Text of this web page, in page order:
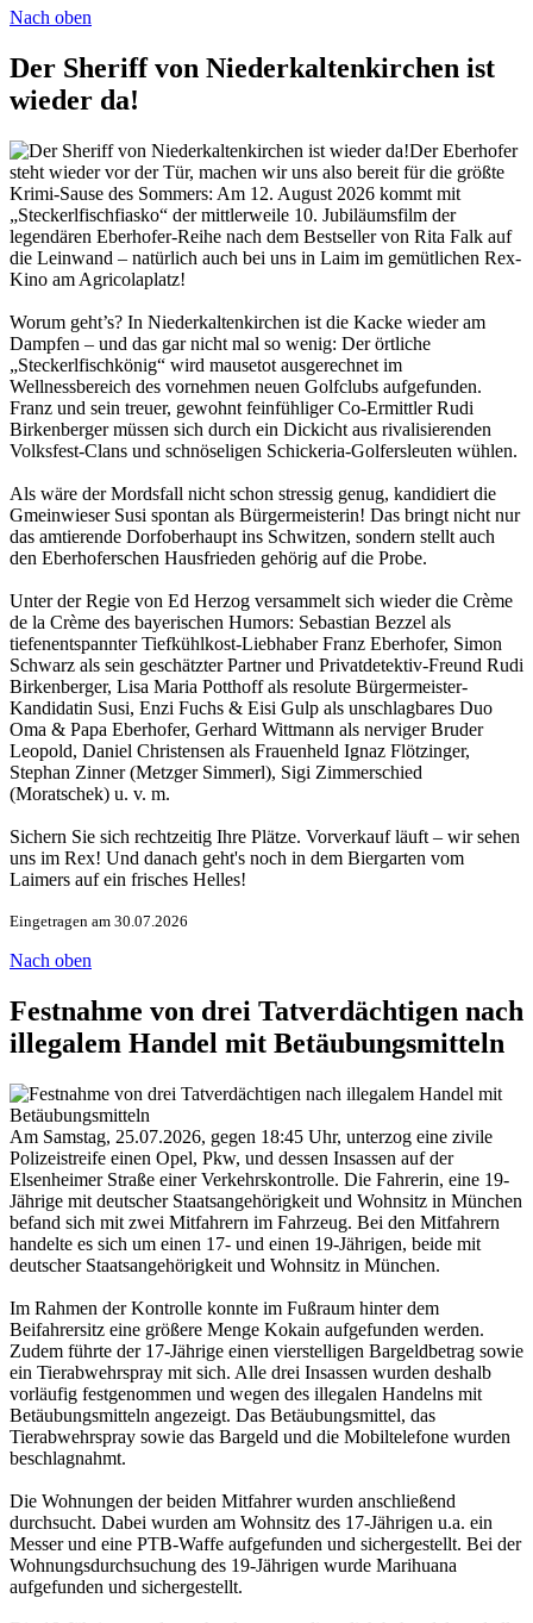
Nach oben
Der Sheriff von Niederkaltenkirchen ist
wieder da!
Der Eberhofer
steht wieder vor der Tür, machen wir uns also bereit für die größte
Krimi-Sause des Sommers: Am 12. August 2026 kommt mit
„Steckerlfischfiasko“ der mittlerweile 10. Jubiläumsfilm der
legendären Eberhofer-Reihe nach dem Bestseller von Rita Falk auf
die Leinwand – natürlich auch bei uns in Laim im gemütlichen Rex-
Kino am Agricolaplatz!
Worum geht’s? In Niederkaltenkirchen ist die Kacke wieder am
Dampfen – und das gar nicht mal so wenig: Der örtliche
„Steckerlfischkönig“ wird mausetot ausgerechnet im
Wellnessbereich des vornehmen neuen Golfclubs aufgefunden.
Franz und sein treuer, gewohnt feinfühliger Co-Ermittler Rudi
Birkenberger müssen sich durch ein Dickicht aus rivalisierenden
Volksfest-Clans und schnöseligen Schickeria-Golfersleuten wühlen.
Als wäre der Mordsfall nicht schon stressig genug, kandidiert die
Gmeinwieser Susi spontan als Bürgermeisterin! Das bringt nicht nur
das amtierende Dorfoberhaupt ins Schwitzen, sondern stellt auch
den Eberhoferschen Hausfrieden gehörig auf die Probe.
Unter der Regie von Ed Herzog versammelt sich wieder die Crème
de la Crème des bayerischen Humors: Sebastian Bezzel als
tiefenentspannter Tiefkühlkost-Liebhaber Franz Eberhofer, Simon
Schwarz als sein geschätzter Partner und Privatdetektiv-Freund Rudi
Birkenberger, Lisa Maria Potthoff als resolute Bürgermeister-
Kandidatin Susi, Enzi Fuchs & Eisi Gulp als unschlagbares Duo
Oma & Papa Eberhofer, Gerhard Wittmann als nerviger Bruder
Leopold, Daniel Christensen als Frauenheld Ignaz Flötzinger,
Stephan Zinner (Metzger Simmerl), Sigi Zimmerschied
(Moratschek) u. v. m.
Sichern Sie sich rechtzeitig Ihre Plätze. Vorverkauf läuft – wir sehen
uns im Rex! Und danach geht's noch in dem Biergarten vom
Laimers auf ein frisches Helles!
Eingetragen am 30.07.2026
Nach oben
Festnahme von drei Tatverdächtigen nach
illegalem Handel mit Betäubungsmitteln
Am Samstag, 25.07.2026, gegen 18:45 Uhr, unterzog eine zivile
Polizeistreife einen Opel, Pkw, und dessen Insassen auf der
Elsenheimer Straße einer Verkehrskontrolle. Die Fahrerin, eine 19-
Jährige mit deutscher Staatsangehörigkeit und Wohnsitz in München
befand sich mit zwei Mitfahrern im Fahrzeug. Bei den Mitfahrern
handelte es sich um einen 17- und einen 19-Jährigen, beide mit
deutscher Staatsangehörigkeit und Wohnsitz in München.
Im Rahmen der Kontrolle konnte im Fußraum hinter dem
Beifahrersitz eine größere Menge Kokain aufgefunden werden.
Zudem führte der 17-Jährige einen vierstelligen Bargeldbetrag sowie
ein Tierabwehrspray mit sich. Alle drei Insassen wurden deshalb
vorläufig festgenommen und wegen des illegalen Handelns mit
Betäubungsmitteln angezeigt. Das Betäubungsmittel, das
Tierabwehrspray sowie das Bargeld und die Mobiltelefone wurden
beschlagnahmt.
Die Wohnungen der beiden Mitfahrer wurden anschließend
durchsucht. Dabei wurden am Wohnsitz des 17-Jährigen u.a. ein
Messer und eine PTB-Waffe aufgefunden und sichergestellt. Bei der
Wohnungsdurchsuchung des 19-Jährigen wurde Marihuana
aufgefunden und sichergestellt.